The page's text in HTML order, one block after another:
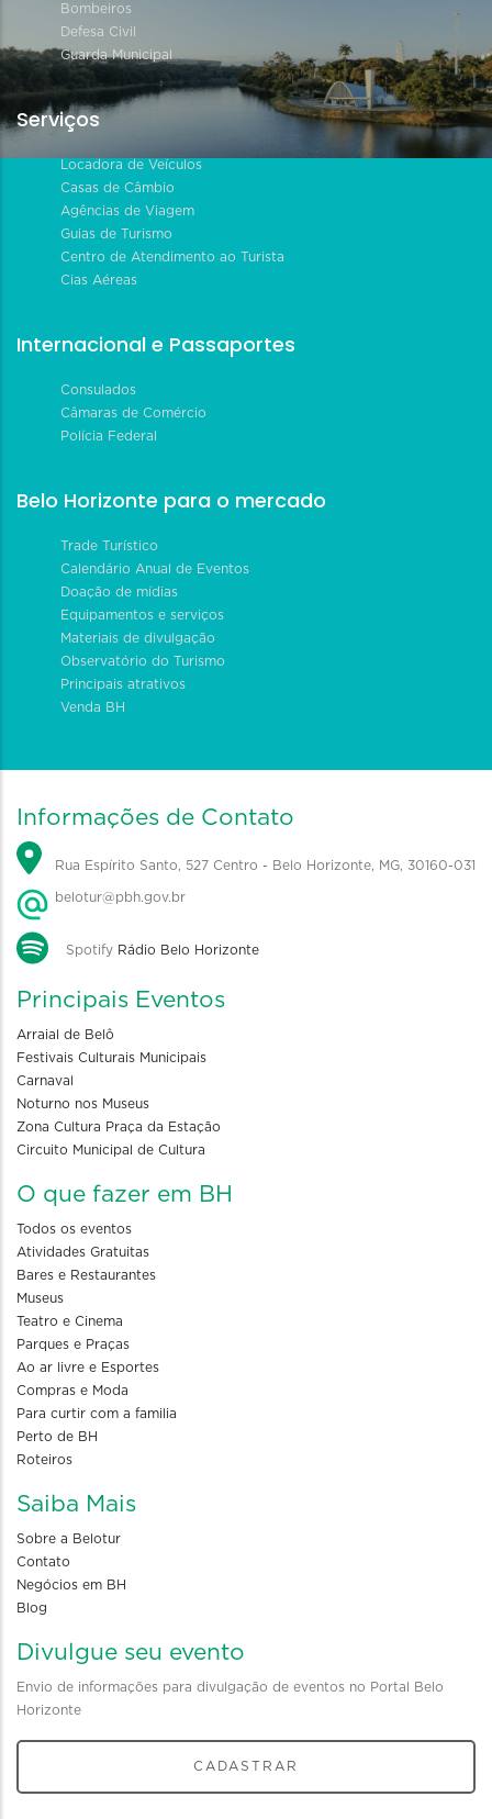
Bombeiros
Defesa Civil
Guarda Municipal
Serviços
Locadora de Veículos
Casas de Câmbio
Agências de Viagem
Guias de Turismo
Centro de Atendimento ao Turista
Cias Aéreas
Internacional e Passaportes
Consulados
Câmaras de Comércio
Polícia Federal
Belo Horizonte para o mercado
Trade Turístico
Calendário Anual de Eventos
Doação de mídias
Equipamentos e serviços
Materiais de divulgação
Observatório do Turismo
Principais atrativos
Venda BH
Informações de Contato
Rua Espírito Santo, 527 Centro - Belo Horizonte, MG, 30160-031
belotur@pbh.gov.br
Spotify Rádio Belo Horizonte
Principais Eventos
Arraial de Belô
Festivais Culturais Municipais
Carnaval
Noturno nos Museus
Zona Cultura Praça da Estação
Circuito Municipal de Cultura
O que fazer em BH
Todos os eventos
Atividades Gratuitas
Bares e Restaurantes
Museus
Teatro e Cinema
Parques e Praças
Ao ar livre e Esportes
Compras e Moda
Para curtir com a familia
Perto de BH
Roteiros
Saiba Mais
Sobre a Belotur
Contato
Negócios em BH
Blog
Divulgue seu evento
Envio de informações para divulgação de eventos no Portal Belo
Horizonte
CADASTRAR